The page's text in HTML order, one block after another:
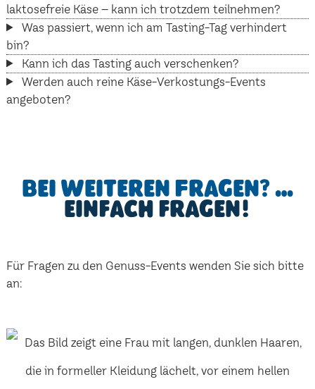
laktosefreie Käse – kann ich trotzdem teilnehmen?
Was passiert, wenn ich am Tasting-Tag verhindert
bin?
Kann ich das Tasting auch verschenken?
Werden auch reine Käse-Verkostungs-Events
angeboten?
Bei weiteren Fragen? …
einfach fragen!
Für Fragen zu den Genuss-Events wenden Sie sich bitte
an: